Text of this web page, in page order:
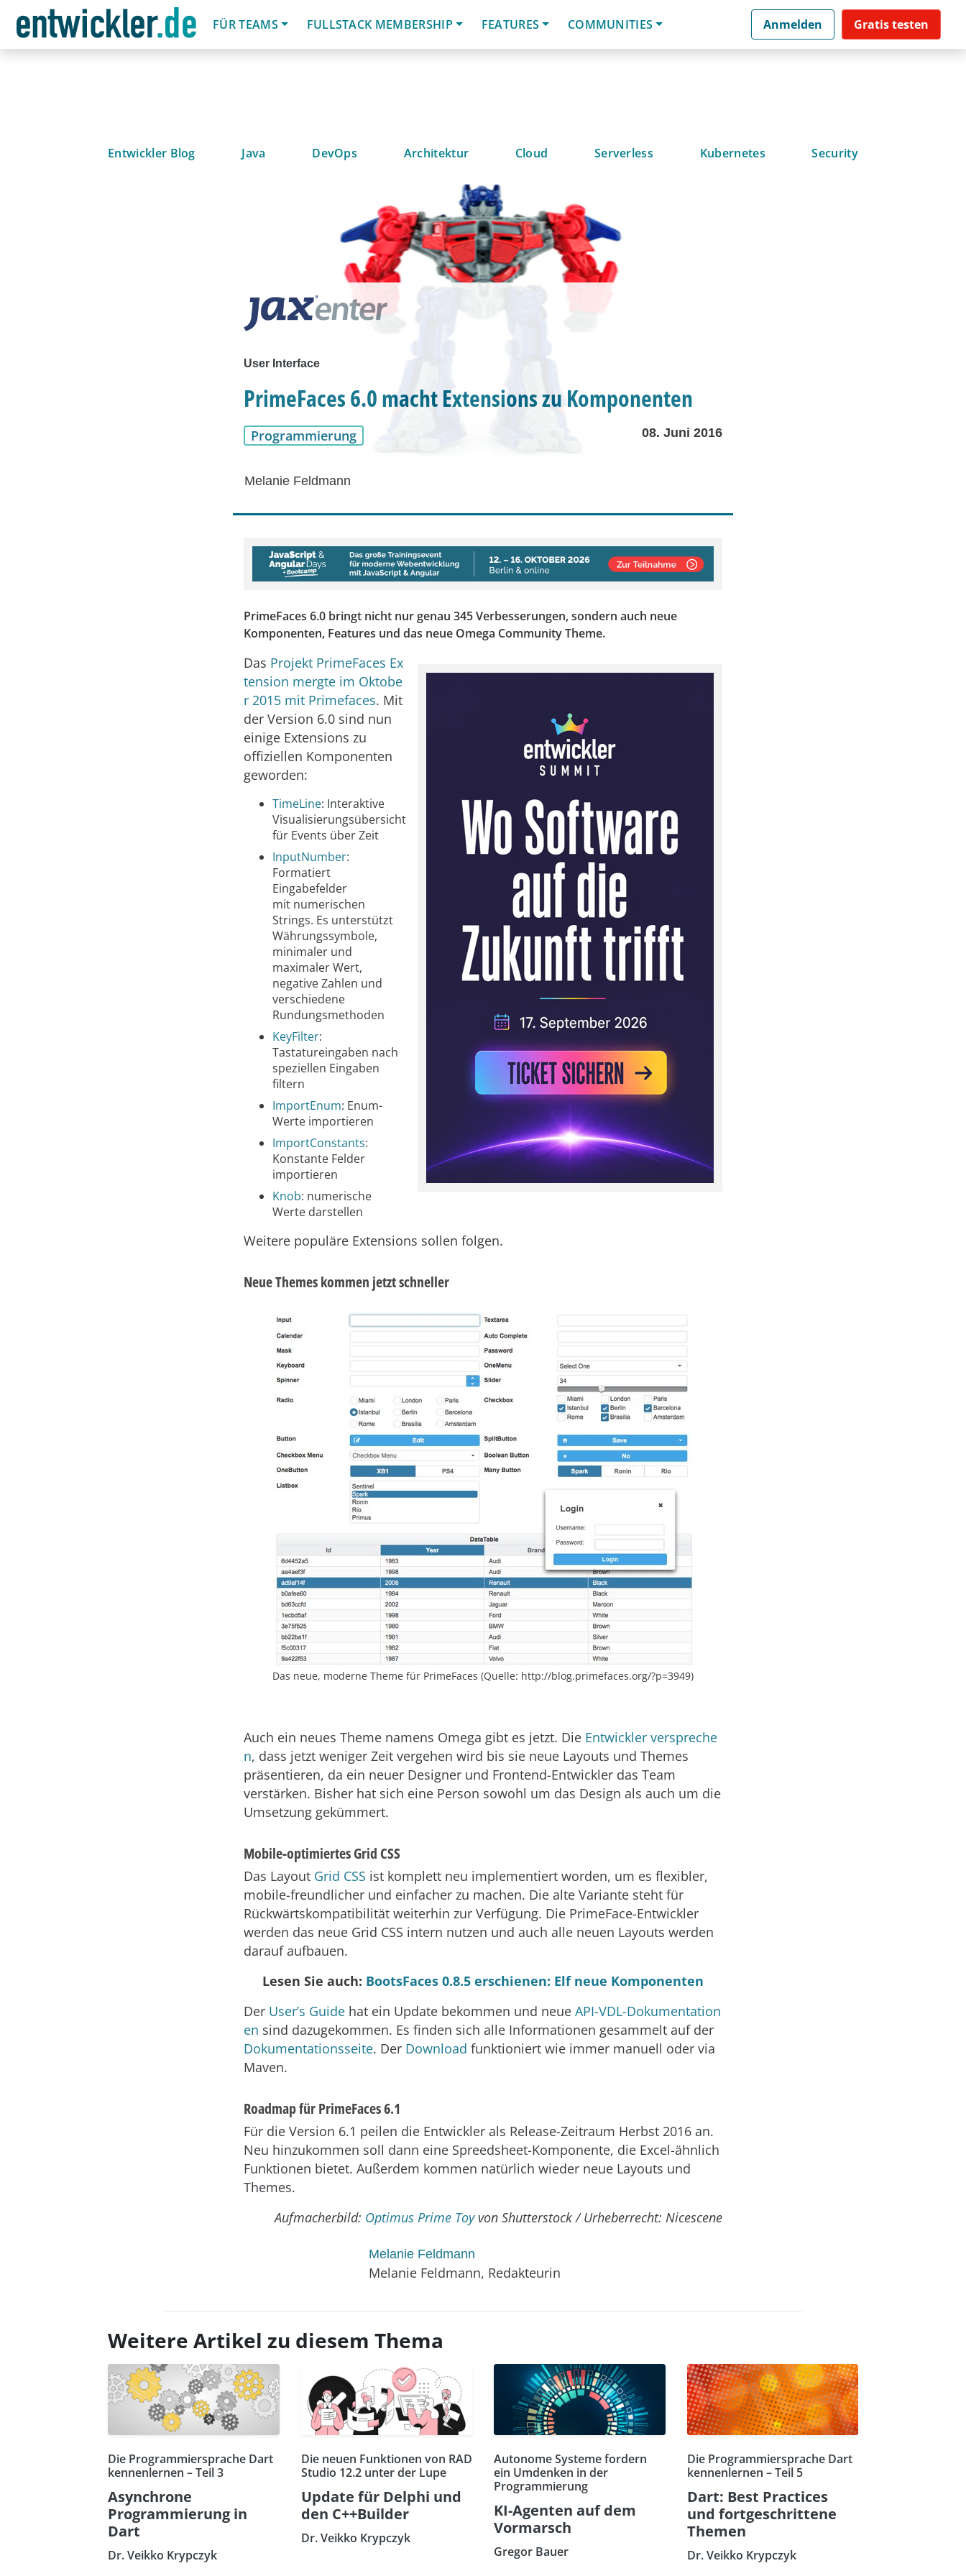
FÜR TEAMS
FULLSTACK MEMBERSHIP FEATURES COMMUNITIES Anmelden Gratis testen
Entwickler Blog Java DevOps Architektur Cloud Serverless Kubernetes Security
User Interface
PrimeFaces 6.0 macht Extensions zu Komponenten
Programmierung 08. Juni 2016
Melanie Feldmann
PrimeFaces 6.0 bringt nicht nur genau 345 Verbesserungen, sondern auch neue
Komponenten, Features und das neue Omega Community Theme.
Das Projekt PrimeFaces Ex
tension mergte im Oktobe
r 2015 mit Primefaces. Mit
der Version 6.0 sind nun
einige Extensions zu
offiziellen Komponenten
geworden:
TimeLine: Interaktive
Visualisierungsübersicht
für Events über Zeit
InputNumber:
Formatiert
Eingabefelder
mit numerischen
Strings. Es unterstützt
Währungssymbole,
minimaler und
maximaler Wert,
negative Zahlen und
verschiedene
Rundungsmethoden
KeyFilter:
Tastatureingaben nach
speziellen Eingaben
filtern
ImportEnum: Enum-
Werte importieren
ImportConstants:
Konstante Felder
importieren
Knob: numerische
Werte darstellen
Weitere populäre Extensions sollen folgen.
Neue Themes kommen jetzt schneller
Das neue, moderne Theme für PrimeFaces (Quelle: http://blog.primefaces.org/?p=3949)
Auch ein neues Theme namens Omega gibt es jetzt. Die Entwickler verspreche
n, dass jetzt weniger Zeit vergehen wird bis sie neue Layouts und Themes
präsentieren, da ein neuer Designer und Frontend-Entwickler das Team
verstärken. Bisher hat sich eine Person sowohl um das Design als auch um die
Umsetzung gekümmert.
Mobile-optimiertes Grid CSS
Das Layout Grid CSS ist komplett neu implementiert worden, um es flexibler,
mobile-freundlicher und einfacher zu machen. Die alte Variante steht für
Rückwärtskompatibilität weiterhin zur Verfügung. Die PrimeFace-Entwickler
werden das neue Grid CSS intern nutzen und auch alle neuen Layouts werden
darauf aufbauen.
Lesen Sie auch: BootsFaces 0.8.5 erschienen: Elf neue Komponenten
Der User’s Guide hat ein Update bekommen und neue API-VDL-Dokumentation
en sind dazugekommen. Es finden sich alle Informationen gesammelt auf der
Dokumentationsseite. Der Download funktioniert wie immer manuell oder via
Maven.
Roadmap für PrimeFaces 6.1
Für die Version 6.1 peilen die Entwickler als Release-Zeitraum Herbst 2016 an.
Neu hinzukommen soll dann eine Spreedsheet-Komponente, die Excel-ähnlich
Funktionen bietet. Außerdem kommen natürlich wieder neue Layouts und
Themes.
Aufmacherbild: Optimus Prime Toyvon Shutterstock / Urheberrecht: Nicescene
Melanie Feldmann
Melanie Feldmann, Redakteurin
Weitere Artikel zu diesem Thema
Die Programmiersprache Dart
kennenlernen – Teil 3
Asynchrone
Programmierung in
Dart
Dr. Veikko Krypczyk
Die neuen Funktionen von RAD
Studio 12.2 unter der Lupe
Update für Delphi und
den C++Builder
Dr. Veikko Krypczyk
Autonome Systeme fordern
ein Umdenken in der
Programmierung
KI-Agenten auf dem
Vormarsch
Gregor Bauer
Die Programmiersprache Dart
kennenlernen – Teil 5
Dart: Best Practices
und fortgeschrittene
Themen
Dr. Veikko Krypczyk